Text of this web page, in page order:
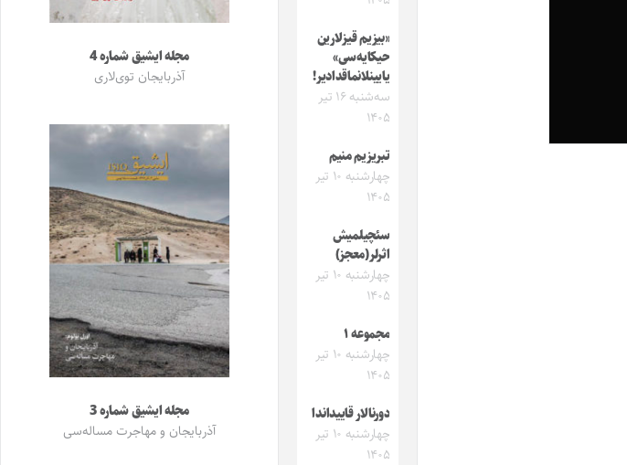
«بیزیم قیزلارین
حیکایه‌سی»
یایینلانماقدادیر!
سه‌شنبه ۱۶ تیر
۱۴۰۵
تبریزیم منیم
چهارشنبه ۱۰ تیر
۱۴۰۵
سئچیلمیش
اثرلر(معجز)
چهارشنبه ۱۰ تیر
۱۴۰۵
مجموعه ۱
چهارشنبه ۱۰ تیر
۱۴۰۵
دورنالار قاییداندا
چهارشنبه ۱۰ تیر
۱۴۰۵
مجله ایشیق شماره 4
آذربایجان توی‌لاری
مجله ایشیق شماره 3
آذربایجان و مهاجرت مساله‌سی